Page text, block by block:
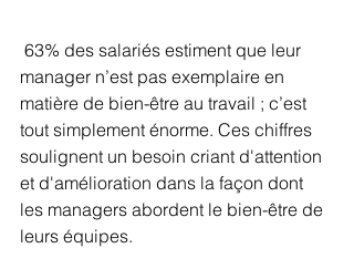
manager n’est pas exemplaire en
matière de bien-être au travail ; c’est
tout simplement énorme. Ces chiffres
soulignent un besoin criant d'attention
et d'amélioration dans la façon dont
les managers abordent le bien-être de
leurs équipes.